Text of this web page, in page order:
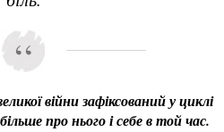
війни зафіксований у циклі
про нього і себе в той час.